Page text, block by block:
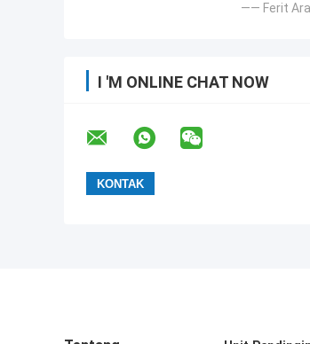
—— Ferit
I 'M ONLINE CHAT NOW